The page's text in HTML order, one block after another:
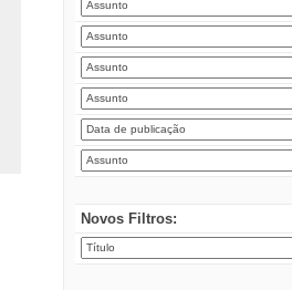
Novos Filtros: